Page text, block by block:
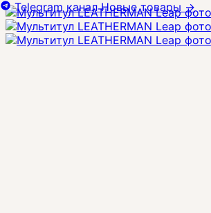
Telegram канал Новые товары →